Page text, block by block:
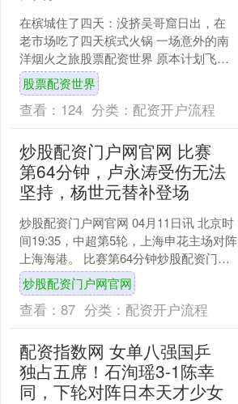
在槟城住了四天：没挤吴哥窟日出，在
老市场吃了四天槟式火锅 一场意外的南
洋烟火之旅股票配资世界 原本计划飞往
暹粒看吴哥窟的日出，机票却因天气原
因临时取消。朋友一句....
股票配资世界
查看： 124 分类： 配资开户流程
炒股配资门户网官网 比赛
第64分钟，卢永涛受伤无法
坚持，杨世元替补登场
炒股配资门户网官网 04月11日讯 北京时
间19:35，中超第5轮，上海申花主场对阵
上海海港。 比赛第64分钟炒股配资门户
网官网，卢永涛受伤无法坚持，杨世元
替补....
炒股配资门户网官网
查看： 87 分类： 配资开户流程
配资指数网 女单八强国乒
独占五席！石洵瑶3-1陈幸
同，下轮对阵日本天才少女